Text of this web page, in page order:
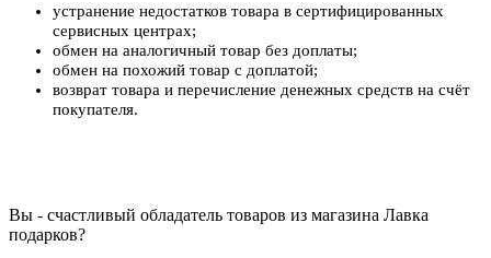
устранение недостатков товара в сертифицированных
сервисных центрах;
обмен на аналогичный товар без доплаты;
обмен на похожий товар с доплатой;
возврат товара и перечисление денежных средств на счёт
покупателя.
Вы - счастливый обладатель товаров из магазина Лавка
подарков?